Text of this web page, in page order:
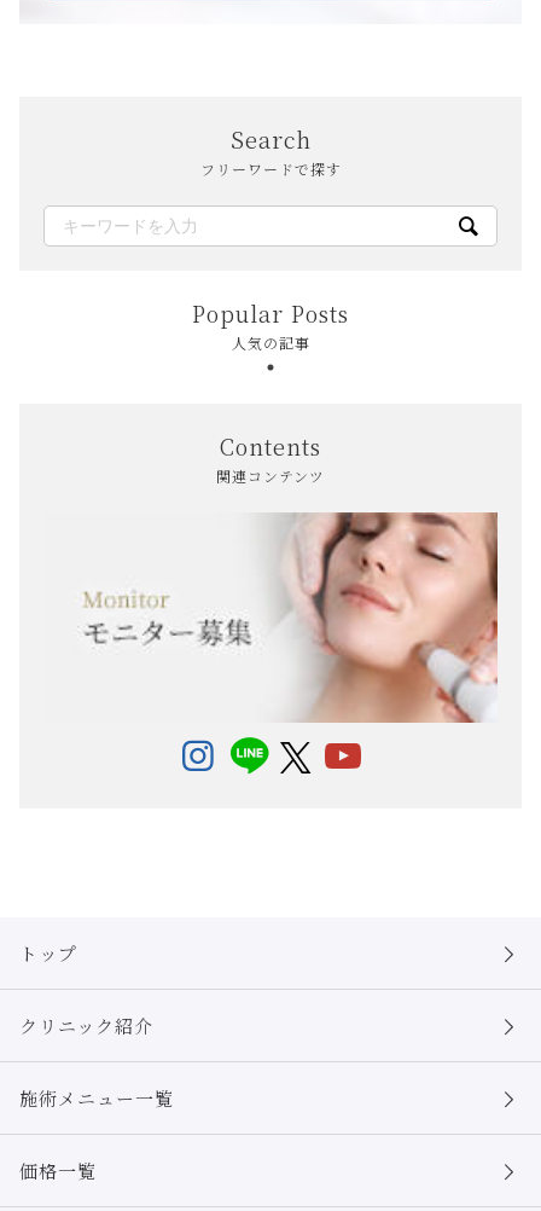
Search
フリーワードで探す
Popular Posts
人気の記事
Contents
関連コンテンツ
トップ
クリニック紹介
施術メニュー一覧
価格一覧